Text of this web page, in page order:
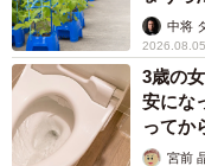
な水や
中将
2026.08.05
3歳の
安にな
ってか
かぬま
宮前